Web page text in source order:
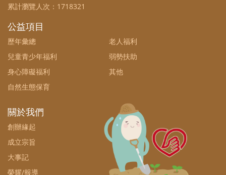
累計瀏覽人次： 1718321
公益項目
歷年彙總
老人福利
兒童青少年福利
弱勢扶助
身心障礙福利
其他
自然生態保育
關於我們
創辦緣起
成立宗旨
大事記
榮耀/報導